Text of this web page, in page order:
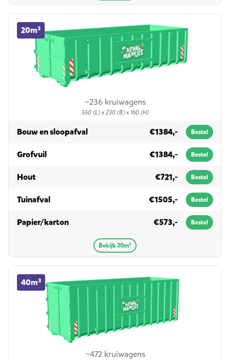
~236 kruiwagens
550 (L) x 230 (B) x 160 (H)
20m³
20m³ container huren
Bouw en sloopafvalin 20m³ €1384,- Bestel
Grofvuilin 20m³ €1384,- Bestel
Houtin 20m³ €721,- Bestel
Tuinafvalin 20m³ €1505,- Bestel
Papier/kartonin 20m³ €573,- Bestel
Bekijk 20m³
~472 kruiwagens
40m³
40m³ container huren